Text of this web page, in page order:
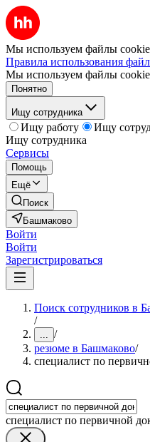
Мы используем файлы cookie,
Правила использования
Мы используем файлы
Понятно
Ищу сотрудника
Ищу работу
Ищу
Ищу сотрудника
Сервисы
Помощь
Ещё
Поиск
Башмаково
Войти
Войти
Зарегистрироваться
Поиск сотрудников в
/
... /
резюме в Башмаково/
специалист по
специалист по первичной